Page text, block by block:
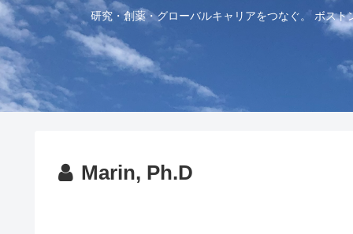
研究・創薬・グローバルキャリアをつなぐ。 ボス
Marin, Ph.D